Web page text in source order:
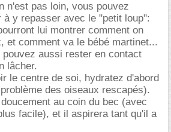
n'est pas loin, vous pouvez
à y repasser avec le "petit loup":
lui montrer comment on
et comment va le bébé martinet...
aussi rester en contact
lâcher.
le centre de soi, hydratez d'abord
des oiseaux rescapés).
au coin du bec (avec
facile), et il aspirera tant qu'il a